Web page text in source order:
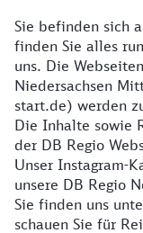
Details zur
Sie befinden sich
finden Sie alles
uns. Die
Niedersachsen
start.de) werden
Die Inhalte sowie
der DB Regio
Unser Instagram-
unsere DB Regio
Sie finden uns
schauen Sie für